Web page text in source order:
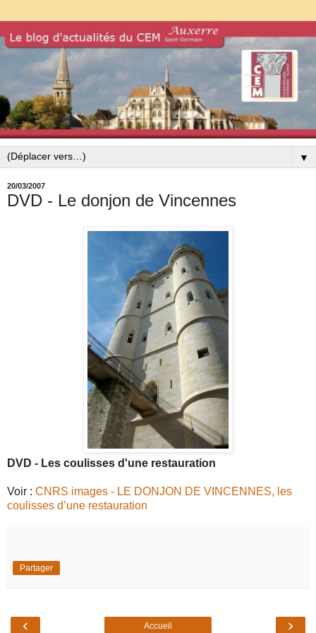
▼
20/03/2007
DVD - Le donjon de Vincennes
DVD - Les coulisses d'une restauration
Voir : CNRS images - LE DONJON DE VINCENNES, les
coulisses d’une restauration
Partager
‹ ›
Accueil